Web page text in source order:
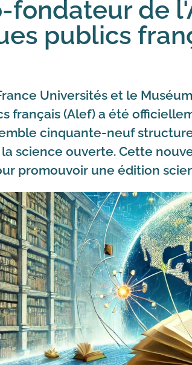
fondateur de
publics
Universités et le
français (Alef) a été
cinquante-neuf
science ouverte. Cette
promouvoir une édition